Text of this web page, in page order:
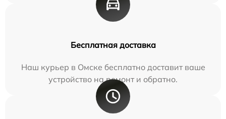
Бесплатная доставка
Наш курьер в Омске бесплатно доставит ваше
устройство на ремонт и обратно.